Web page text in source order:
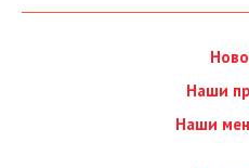
Наши
Наши